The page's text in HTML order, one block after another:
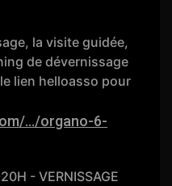
la visite guidée,
de dévernissage
lien helloasso pour
.../organo-6-
- VERNISSAGE